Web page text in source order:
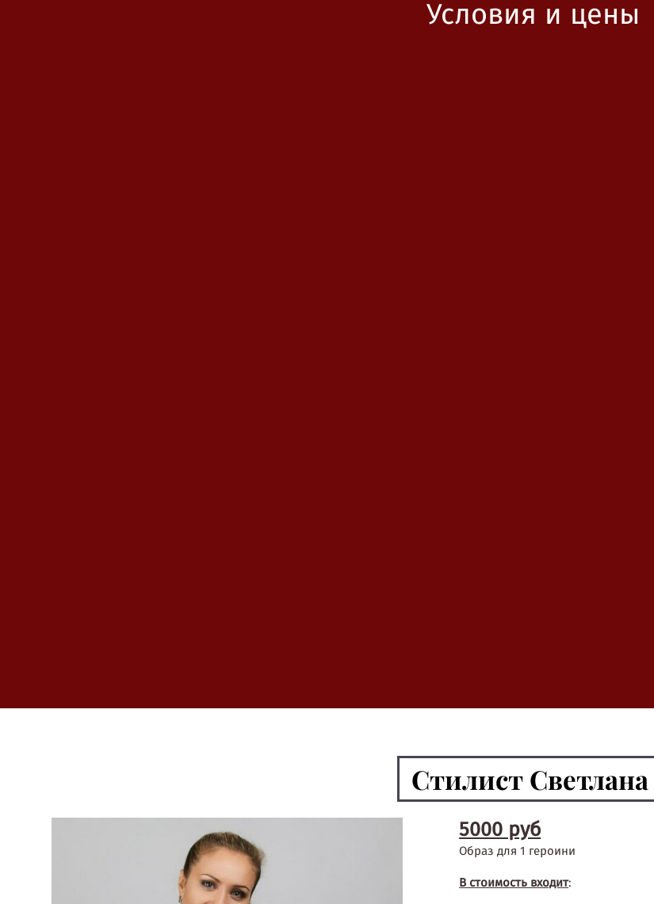
Условия и цены
Стилист Светлана
5000 руб
Образ для 1 героини
В стоимость входит: